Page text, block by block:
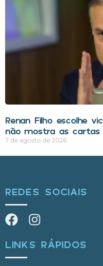
Renan Filho escolhe
não mostra as cartas
7 de agosto de 2026
REDES SOCIAIS
LINKS RÁPIDOS